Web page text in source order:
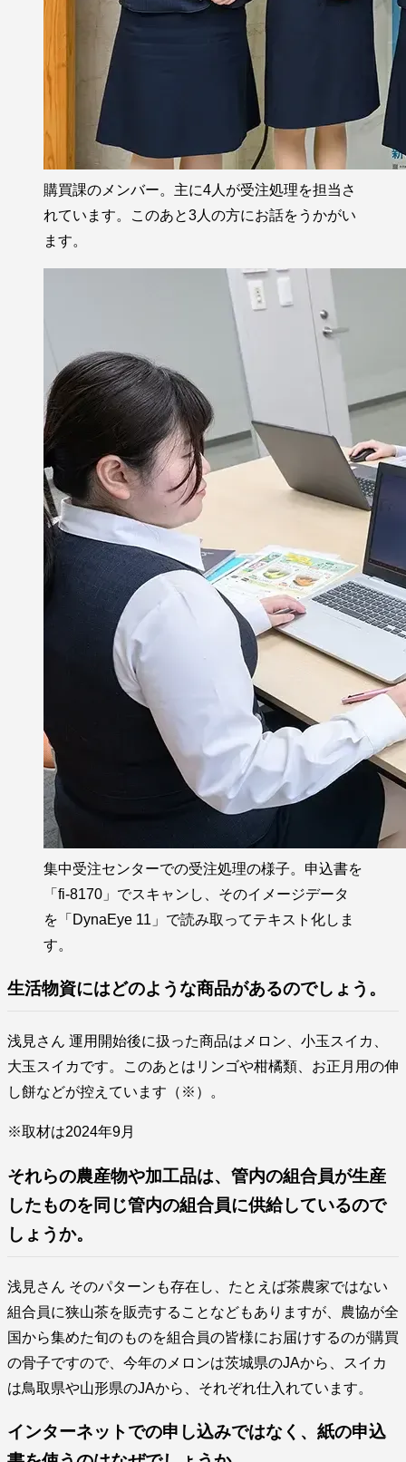
購買課のメンバー。主に4人が受注処理を担当さ
れています。このあと3人の方にお話をうかがい
ます。
集中受注センターでの受注処理の様子。申込書を
「fi-8170」でスキャンし、そのイメージデータ
を「DynaEye 11」で読み取ってテキスト化しま
す。
生活物資にはどのような商品があるのでしょう。
浅見さん 運用開始後に扱った商品はメロン、小玉スイカ、
大玉スイカです。このあとはリンゴや柑橘類、お正月用の伸
し餅などが控えています（※）。
※取材は2024年9月
それらの農産物や加工品は、管内の組合員が生産
したものを同じ管内の組合員に供給しているので
しょうか。
浅見さん そのパターンも存在し、たとえば茶農家ではない
組合員に狭山茶を販売することなどもありますが、農協が全
国から集めた旬のものを組合員の皆様にお届けするのが購買
の骨子ですので、今年のメロンは茨城県のJAから、スイカ
は鳥取県や山形県のJAから、それぞれ仕入れています。
インターネットでの申し込みではなく、紙の申込